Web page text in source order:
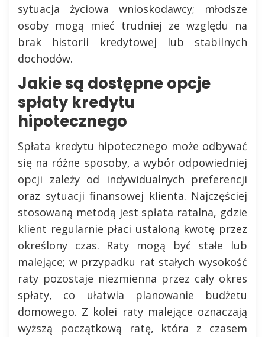
sytuacja życiowa wnioskodawcy; młodsze
osoby mogą mieć trudniej ze względu na
brak historii kredytowej lub stabilnych
dochodów.
Jakie są dostępne opcje
spłaty kredytu
hipotecznego
Spłata kredytu hipotecznego może odbywać
się na różne sposoby, a wybór odpowiedniej
opcji zależy od indywidualnych preferencji
oraz sytuacji finansowej klienta. Najczęściej
stosowaną metodą jest spłata ratalna, gdzie
klient regularnie płaci ustaloną kwotę przez
określony czas. Raty mogą być stałe lub
malejące; w przypadku rat stałych wysokość
raty pozostaje niezmienna przez cały okres
spłaty, co ułatwia planowanie budżetu
domowego. Z kolei raty malejące oznaczają
wyższą początkową ratę, która z czasem